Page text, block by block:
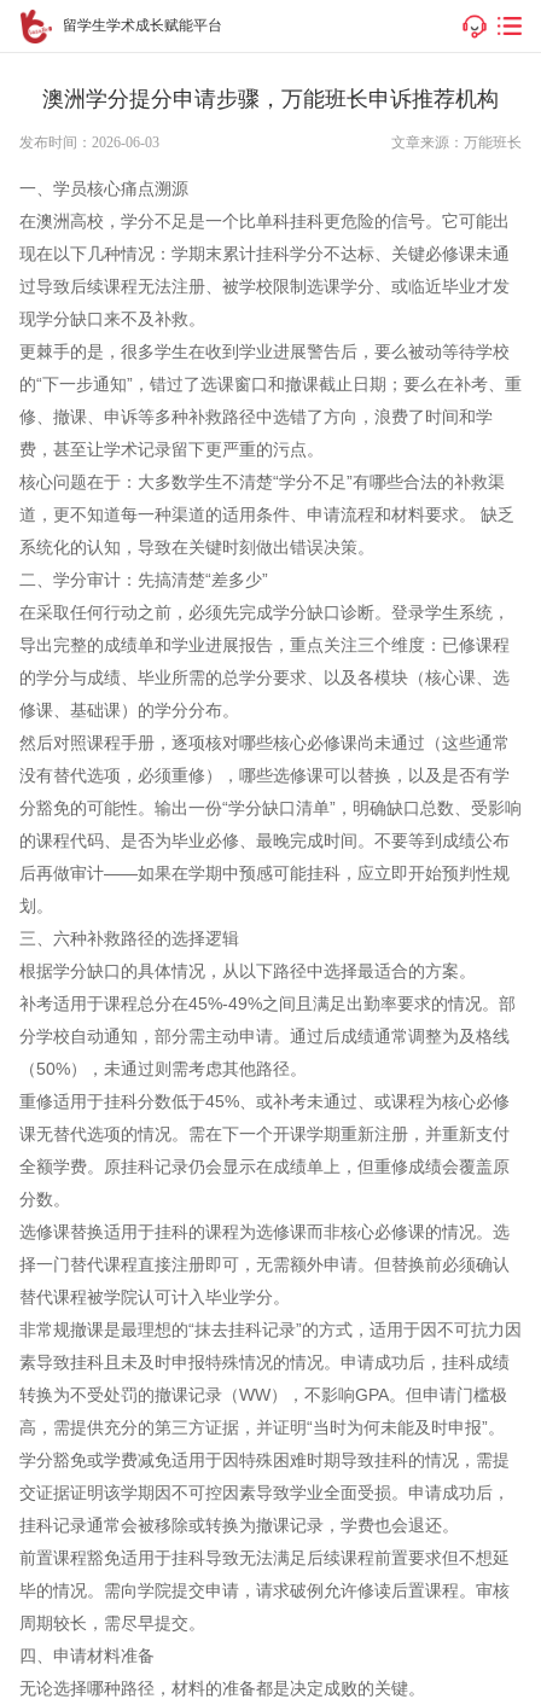
留学生学术成长赋能平台
澳洲学分提分申请步骤，万能班长申诉推荐机构
发布时间：2026-06-03 文章来源：万能班长
一、学员核心痛点溯源
在澳洲高校，学分不足是一个比单科挂科更危险的信号。它可能出
现在以下几种情况：学期末累计挂科学分不达标、关键必修课未通
过导致后续课程无法注册、被学校限制选课学分、或临近毕业才发
现学分缺口来不及补救。
更棘手的是，很多学生在收到学业进展警告后，要么被动等待学校
的“下一步通知”，错过了选课窗口和撤课截止日期；要么在补考、重
修、撤课、申诉等多种补救路径中选错了方向，浪费了时间和学
费，甚至让学术记录留下更严重的污点。
核心问题在于：大多数学生不清楚“学分不足”有哪些合法的补救渠
道，更不知道每一种渠道的适用条件、申请流程和材料要求。 缺乏
系统化的认知，导致在关键时刻做出错误决策。
二、学分审计：先搞清楚“差多少”
在采取任何行动之前，必须先完成学分缺口诊断。登录学生系统，
导出完整的成绩单和学业进展报告，重点关注三个维度：已修课程
的学分与成绩、毕业所需的总学分要求、以及各模块（核心课、选
修课、基础课）的学分分布。
然后对照课程手册，逐项核对哪些核心必修课尚未通过（这些通常
没有替代选项，必须重修），哪些选修课可以替换，以及是否有学
分豁免的可能性。输出一份“学分缺口清单”，明确缺口总数、受影响
的课程代码、是否为毕业必修、最晚完成时间。不要等到成绩公布
后再做审计——如果在学期中预感可能挂科，应立即开始预判性规
划。
三、六种补救路径的选择逻辑
根据学分缺口的具体情况，从以下路径中选择最适合的方案。
补考适用于课程总分在45%-49%之间且满足出勤率要求的情况。部
分学校自动通知，部分需主动申请。通过后成绩通常调整为及格线
（50%），未通过则需考虑其他路径。
重修适用于挂科分数低于45%、或补考未通过、或课程为核心必修
课无替代选项的情况。需在下一个开课学期重新注册，并重新支付
全额学费。原挂科记录仍会显示在成绩单上，但重修成绩会覆盖原
分数。
选修课替换适用于挂科的课程为选修课而非核心必修课的情况。选
择一门替代课程直接注册即可，无需额外申请。但替换前必须确认
替代课程被学院认可计入毕业学分。
非常规撤课是最理想的“抹去挂科记录”的方式，适用于因不可抗力因
素导致挂科且未及时申报特殊情况的情况。申请成功后，挂科成绩
转换为不受处罚的撤课记录（WW），不影响GPA。但申请门槛极
高，需提供充分的第三方证据，并证明“当时为何未能及时申报”。
学分豁免或学费减免适用于因特殊困难时期导致挂科的情况，需提
交证据证明该学期因不可控因素导致学业全面受损。申请成功后，
挂科记录通常会被移除或转换为撤课记录，学费也会退还。
前置课程豁免适用于挂科导致无法满足后续课程前置要求但不想延
毕的情况。需向学院提交申请，请求破例允许修读后置课程。审核
周期较长，需尽早提交。
四、申请材料准备
无论选择哪种路径，材料的准备都是决定成败的关键。